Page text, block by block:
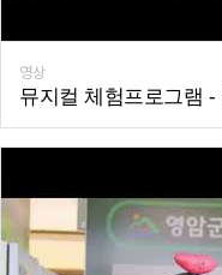
영상
뮤지컬 체험프로그램